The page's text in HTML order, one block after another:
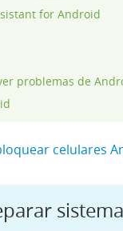
for Android
problemas de
celulares